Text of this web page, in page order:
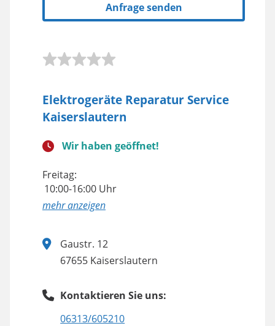
Anfrage senden
Elektrogeräte Reparatur Service
Kaiserslautern
Wir haben geöffnet!
Freitag:
10:00-16:00 Uhr
anzeigen
Gaustr. 12
67655 Kaiserslautern
Kontaktieren Sie uns:
06313/605210